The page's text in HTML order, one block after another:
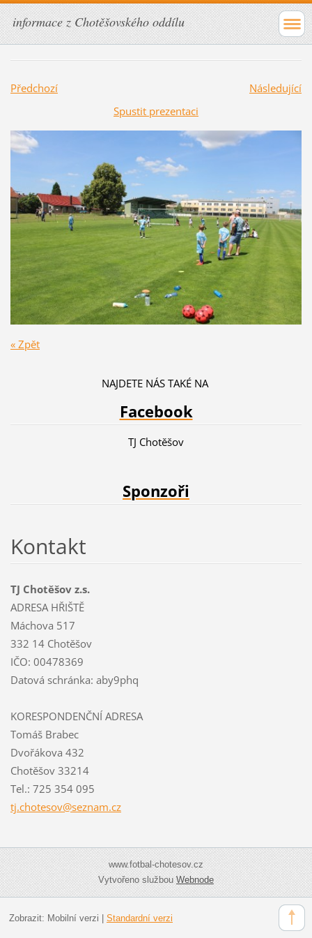
informace z Chotěšovského oddílu
Předchozí
Následující
Spustit prezentaci
« Zpět
NAJDETE NÁS TAKÉ NA
Facebook
TJ Chotěšov
Sponzoři
Kontakt
TJ Chotěšov z.s.
ADRESA HŘIŠTĚ
Máchova 517
332 14 Chotěšov
IČO: 00478369
Datová schránka: aby9phq
KORESPONDENČNÍ ADRESA
Tomáš Brabec
Dvořákova 432
Chotěšov 33214
Tel.: 725 354 095
tj.chotesov@seznam.cz
www.fotbal-chotesov.cz
Vytvořeno službouWebnode
Zobrazit: Mobilní verzi Standardní verzi